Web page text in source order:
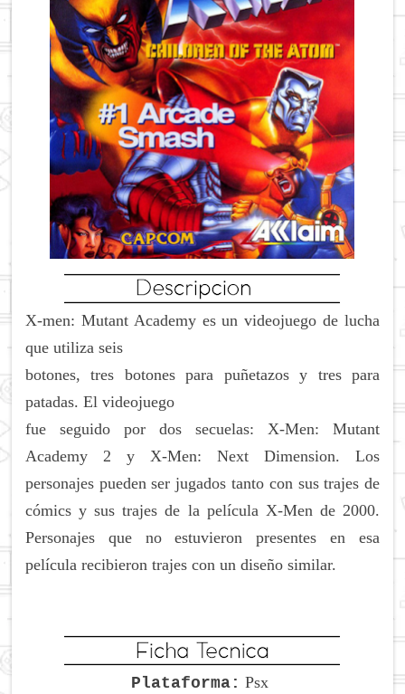
X-men: Mutant Academy es un videojuego de lucha
que utiliza seis
botones, tres botones para puñetazos y tres para
patadas. El videojuego
fue seguido por dos secuelas: X-Men: Mutant
Academy 2 y X-Men: Next Dimension. Los
personajes pueden ser jugados tanto con sus trajes de
cómics y sus trajes de la película X-Men de 2000.
Personajes que no estuvieron presentes en esa
película recibieron trajes con un diseño similar.
Plataforma: Psx